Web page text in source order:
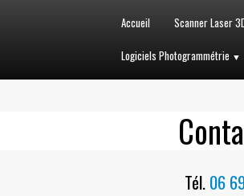
Accueil Scanner Laser
Logiciels Photogrammétrie ▼
Tél.06